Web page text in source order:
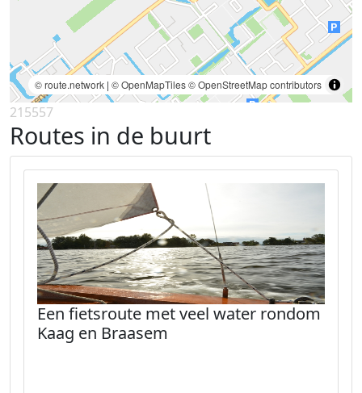
© route.network | © OpenMapTiles© OpenStreetMap contributors
215557
Routes in de buurt
Een fietsroute met veel water rondom
Kaag en Braasem